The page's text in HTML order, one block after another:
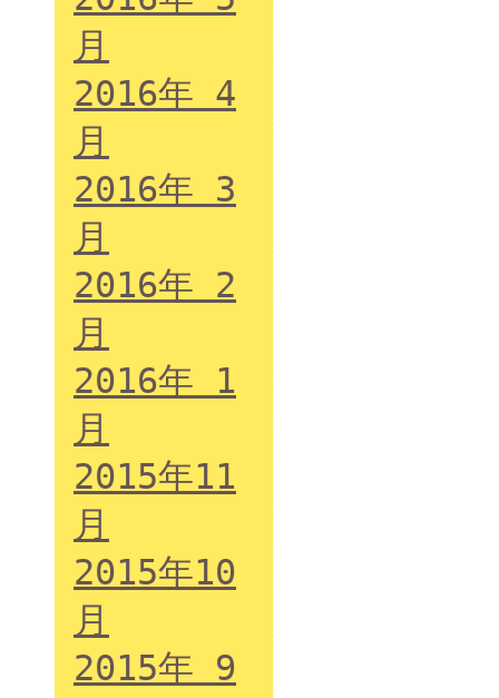
月
2016年 4
月
2016年 3
月
2016年 2
月
2016年 1
月
2015年11
月
2015年10
月
2015年 9